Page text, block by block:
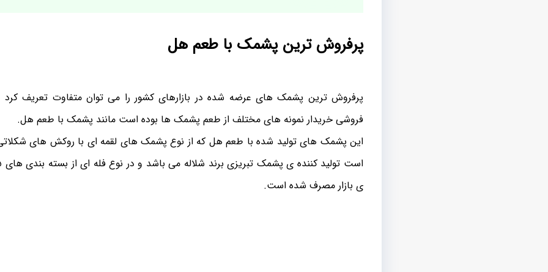
پرفروش ترین پشمک با طعم هل
پرفروش ترین پشمک های عرضه شده در بازارهای کشور را می توان متفاوت تعریف
فروشی خریدار نمونه های مختلف از طعم پشمک ها بوده است مانند پشمک با طعم هل.
این پشمک های تولید شده با طعم هل که از نوع پشمک های لقمه ای با روکش های
ی بازار مصرف شده است.